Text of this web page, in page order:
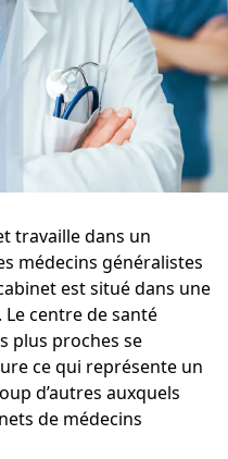
travaille dans un
médecins généralistes
est situé dans une
centre de santé
plus proches se
ce qui représente un
d’autres auxquels
de médecins